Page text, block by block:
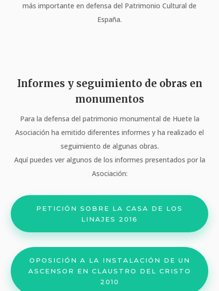
más importante en defensa del Patrimonio Cultural de
España.
Informes y seguimiento de obras en
monumentos
Para la defensa del patrimonio monumental de Huete la
Asociación ha emitido diferentes informes y ha realizado el
seguimiento de algunas obras.
Aquí puedes ver algunos de los informes presentados por la
Asociación:
PETICIÓN SOBRE LA CASA DE LOS
LINAJES 2016
OPOSICIÓN A LA INSTALACIÓN DE UN
ASCENSOR EN CLAUSTRO DEL CRISTO
2010